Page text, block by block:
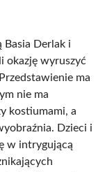
Basia Derlak i
okazję wyruszyć
ma
nie ma
kostiumami, a
Dzieci i
w intrygującą